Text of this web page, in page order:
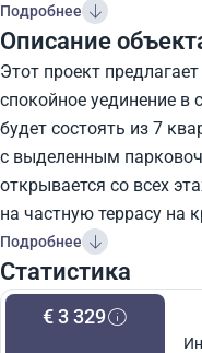
Подробнее
Описание
Этот проект
спокойное уединение в
будет состоять из 7
с выделенным
открывается со всех
на частную террасу на
Подробнее
Статистика
€ 3 329